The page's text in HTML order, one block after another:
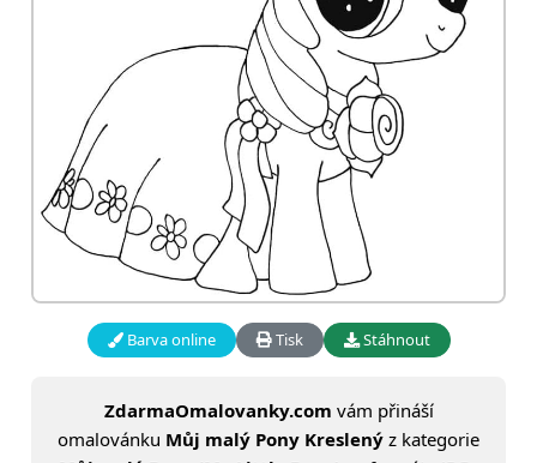
Barva online Tisk Stáhnout
ZdarmaOmalovanky.com vám přináší
omalovánku Můj malý Pony Kreslený z kategorie